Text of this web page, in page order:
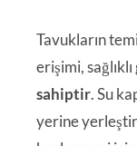
Tavukların
erişimi,
sahiptir. Su
yerine